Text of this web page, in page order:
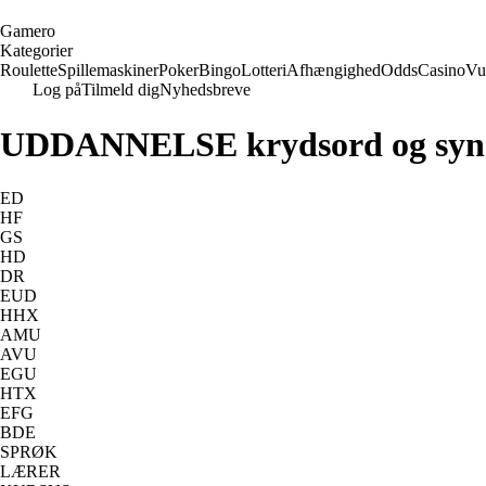
Gamero
Kategorier
RouletteSpillemaskinerPokerBingoLotteriAfhængighedOddsCasino
Log påTilmeld digNyhedsbreve
UDDANNELSE krydsord og
ED
HF
GS
HD
DR
EUD
HHX
AMU
AVU
EGU
HTX
EFG
BDE
SPRØK
LÆRER